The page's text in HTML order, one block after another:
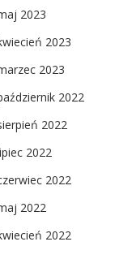
2023
2023
2023
2022
2022
2022
2022
2022
2022